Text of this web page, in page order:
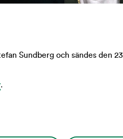
Sundberg och sändes den
.